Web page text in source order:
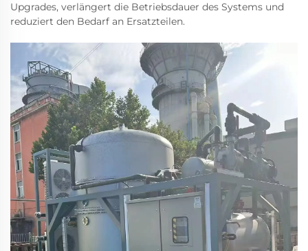
Upgrades, verlängert die Betriebsdauer des Systems und
reduziert den Bedarf an Ersatzteilen.